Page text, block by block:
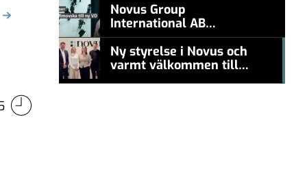
Novus Group
International AB
appoints Ana
Serafimovska as new
CEO
Ny styrelse i Novus och
varmt välkommen till